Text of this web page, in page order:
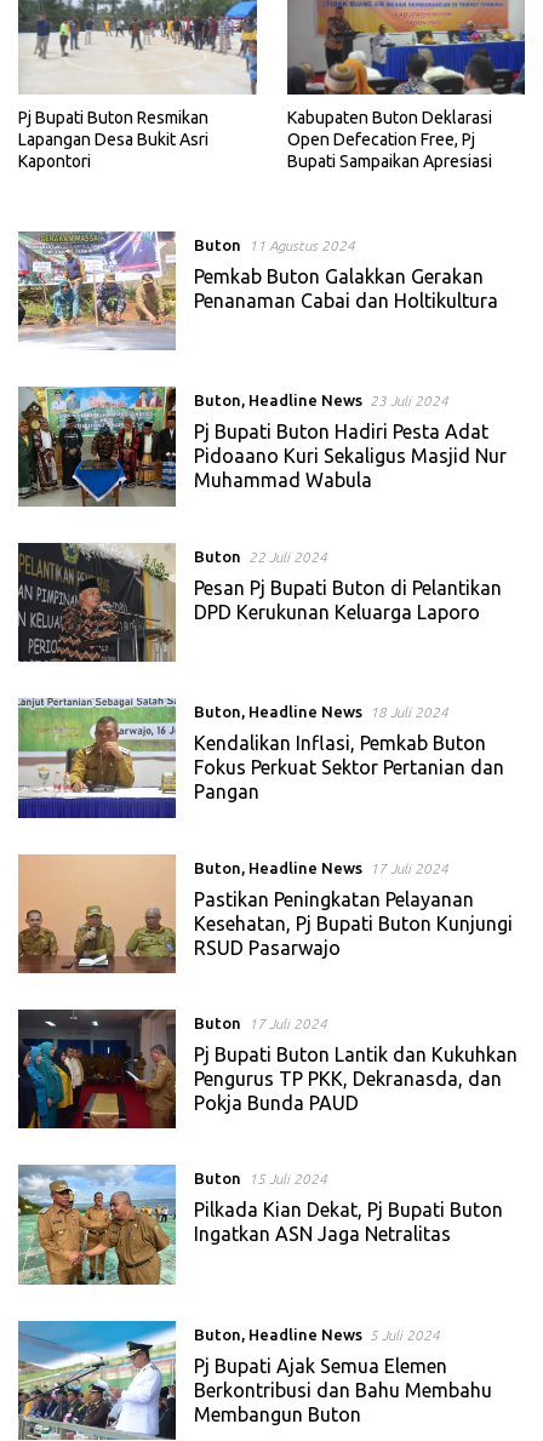
Pj Bupati Buton Resmikan
Lapangan Desa Bukit Asri
Kapontori
Kabupaten Buton Deklarasi
Open Defecation Free, Pj
Bupati Sampaikan Apresiasi
Buton 11 Agustus 2024
Pemkab Buton Galakkan Gerakan
Penanaman Cabai dan Holtikultura
Buton, Headline News 23 Juli 2024
Pj Bupati Buton Hadiri Pesta Adat
Pidoaano Kuri Sekaligus Masjid Nur
Muhammad Wabula
Buton 22 Juli 2024
Pesan Pj Bupati Buton di Pelantikan
DPD Kerukunan Keluarga Laporo
Buton, Headline News 18 Juli 2024
Kendalikan Inflasi, Pemkab Buton
Fokus Perkuat Sektor Pertanian dan
Pangan
Buton Headline News 17 Juli 2024
Pastikan Peningkatan Pelayanan
Kesehatan, Pj Bupati Buton Kunjungi
RSUD Pasarwajo
Buton 17 Juli 2024
Pj Bupati Buton Lantik dan Kukuhkan
Pengurus TP PKK, Dekranasda, dan
Pokja Bunda PAUD
Buton 15 Juli 2024
Pilkada Kian Dekat, Pj Bupati Buton
Ingatkan ASN Jaga Netralitas
Buton, Headline News 5 Juli 2024
Pj Bupati Ajak Semua Elemen
Berkontribusi dan Bahu Membahu
Membangun Buton